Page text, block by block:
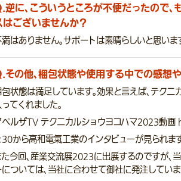
逆に、こういうところが不便だったので
はございませんか？
はありません。サポートは素晴らしいと思いま
その他、梱包状態や使用する中での感想
状態は満足しています。効果と言えば、テク
てくれました。
ペルザTV テクニカルショウヨコハマ2023
から高和電氣工業のインタビューが見られま
今回、産業交流展2023に出展するのですが、
ついては、当社に合わせて御社に発注していま